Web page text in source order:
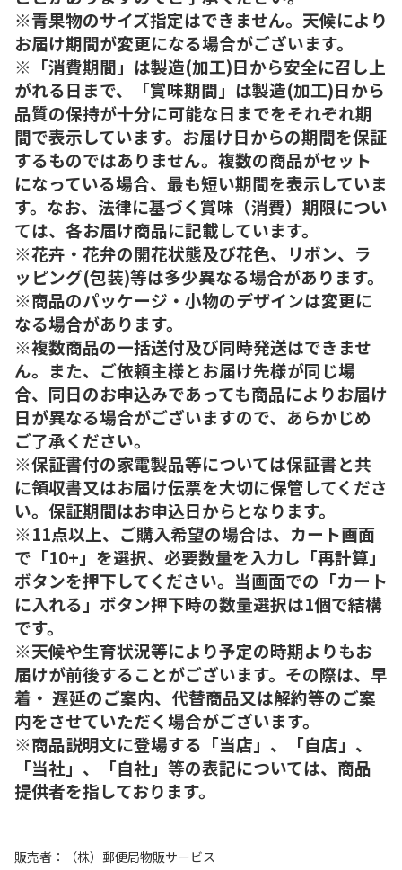
※青果物のサイズ指定はできません。天候により
お届け期間が変更になる場合がございます。
※「消費期間」は製造(加工)日から安全に召し上
がれる日まで、「賞味期間」は製造(加工)日から
品質の保持が十分に可能な日までをそれぞれ期
間で表示しています。お届け日からの期間を保証
するものではありません。複数の商品がセット
になっている場合、最も短い期間を表示していま
す。なお、法律に基づく賞味（消費）期限につい
ては、各お届け商品に記載しています。
※花卉・花弁の開花状態及び花色、リボン、ラ
ッピング(包装)等は多少異なる場合があります。
※商品のパッケージ・小物のデザインは変更に
なる場合があります。
※複数商品の一括送付及び同時発送はできませ
ん。また、ご依頼主様とお届け先様が同じ場
合、同日のお申込みであっても商品によりお届け
日が異なる場合がございますので、あらかじめ
ご了承ください。
※保証書付の家電製品等については保証書と共
に領収書又はお届け伝票を大切に保管してくださ
い。保証期間はお申込日からとなります。
※11点以上、ご購入希望の場合は、カート画面
で「10+」を選択、必要数量を入力し「再計算」
ボタンを押下してください。当画面での「カート
に入れる」ボタン押下時の数量選択は1個で結構
です。
※天候や生育状況等により予定の時期よりもお
届けが前後することがございます。その際は、早
着・ 遅延のご案内、代替商品又は解約等のご案
内をさせていただく場合がございます。
※商品説明文に登場する「当店」、「自店」、
「当社」、「自社」等の表記については、商品
提供者を指しております。
販売者
（株）郵便局物販サービス